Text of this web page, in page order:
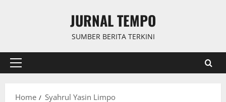
JURNAL TEMPO
SUMBER BERITA TERKINI
Primary
Home
Syahrul Yasin Limpo